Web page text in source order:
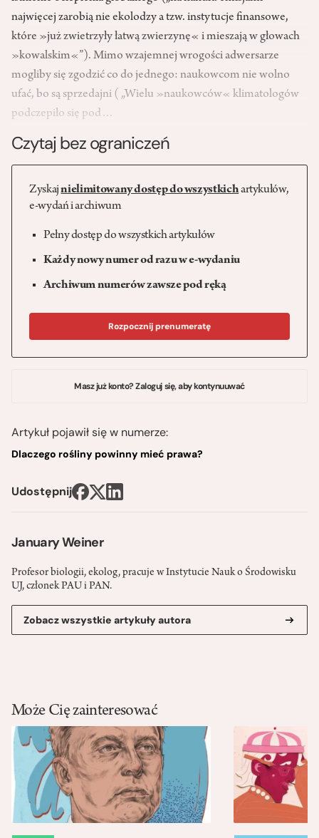
January Weiner
Profesor biologii, ekolog, pracuje w Instytucie Nauk o Środowisku
UJ, członek PAU i PAN.
Zobacz wszystkie artykuły autora
najwięcej zarobią nie ekolodzy a tzw. instytucje finansowe,
które »już zwietrzyły łatwą zwierzynę« i mieszają w głowach
»kowalskim«”). Mimo wzajemnej wrogości adwersarze
mogliby się zgodzić co do jednego: naukowcom nie wolno
ufać, bo są sprzedajni ( „Wielu »naukowców« klimatologów
podczepiło się pod…
Czytaj bez ograniczeń
Zyskajnielimitowany dostęp do wszystkichartykułów,
e-wydań i archiwum
Pełny dostęp do wszystkich artykułów
Każdy nowy numer od razu w e-wydaniu
Archiwum numerów zawsze pod ręką
Rozpocznij prenumeratę
Masz już konto? Zaloguj się, aby kontynuuwać
Artykuł pojawił się w numerze:
Dlaczego rośliny powinny mieć prawa?
Udostępnij
Może Cię zainteresować